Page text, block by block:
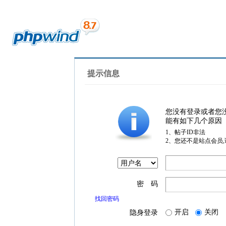
提示信息
您没有登录或者您
能有如下几个原因
1、帖子ID非法
2、您还不是站点会员
密 码
找回密码
隐身登录 开启 关闭